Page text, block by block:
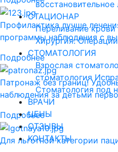
Профилактика лучше
программы наблюдения с
Подробнее
Патронаж без границ!
наблюдения за детьми
Подробнее
Для льготной категории
восстановительное
СТАЦИОНАР
Переливание крови
Хирургия. Операции
СТОМАТОЛОГИЯ
Взрослая
стоматология
Стоматология под
ВРАЧИ
ЦЕНЫ
ОТЗЫВЫ
КОНТАКТЫ